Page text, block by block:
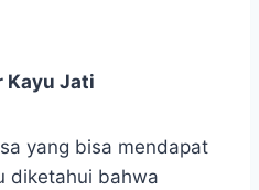
Kayu Jati
yang bisa mendapat
diketahui bahwa